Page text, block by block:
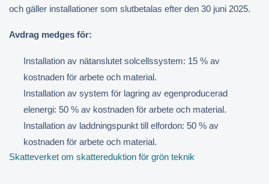
och gäller installationer som slutbetalas efter den 30 juni 2025.
Avdrag medges för:
Installation av nätanslutet solcellssystem: 15 % av
kostnaden för arbete och material.
Installation av system för lagring av egenproducerad
elenergi: 50 % av kostnaden för arbete och material.
Installation av laddningspunkt till elfordon: 50 % av
kostnaden för arbete och material.
Skatteverket om skattereduktion för grön teknik